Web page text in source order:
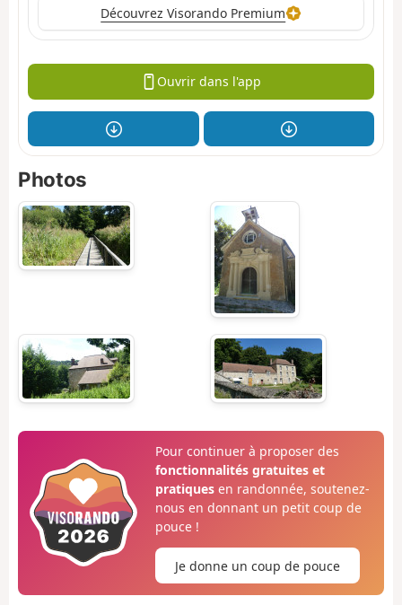
Découvrez Visorando Premium
Ouvrir dans l'app
Photos
Pour continuer à proposer des
fonctionnalités gratuites et
pratiquesen randonnée, soutenez-
nous en donnant un petit coup de
pouce !
Je donne un coup de pouce